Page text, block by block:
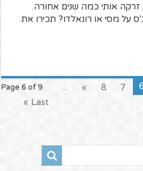
אותי כמה שנים אחורה.
על מסי או רונאלדו? תכירו את
Page 6 of 9 6
7
8
»
...
Last »